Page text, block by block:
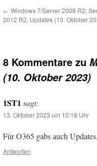
← Windows 7/Server 2008 R2;
2012 R2: Updates (10. Oktober
8 Kommentare zu
(10. Oktober 2023)
1ST1 sagt:
13. Oktober 2023 um 10:18 Uhr
Für O365 gabs auch Updates.
Antworten